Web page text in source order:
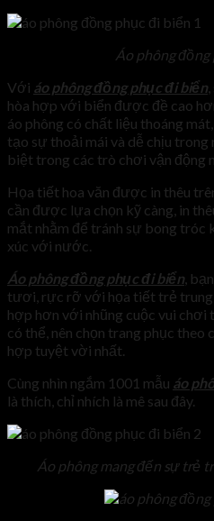
Áo phôngđồng
Với áo phông đồng phục đi biển
hòa hợp với biển được đề cao
áo phông có chất liệu thoáng
tạo sự thoải mái và dễ chịu
biệt trong các trò chơi vận động
Họa tiết hoa văn được in thêu
cần được lựa chọn kỹ càng, in
mắt nhằm để tránh sự bong tróc
xúc với nước.
Áo phông đồng phục đi biển ,
tươi, rực rỡ với họa tiết trẻ trung
hợp hơn với nhũng cuộc vui chơi
có thể, nên chọn trang phục theo
hợp tuyệt vời nhất.
Cùng nhìn ngắm 1001 mẫu áo
là thích, chỉ nhích là mê sau đây.
Áo phông mang đến sự trẻ